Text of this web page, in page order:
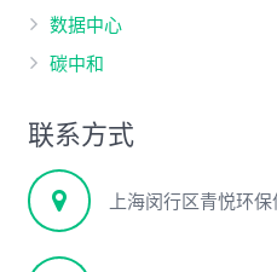
数据中心
碳中和
联系方式
上海闵行区青悦环